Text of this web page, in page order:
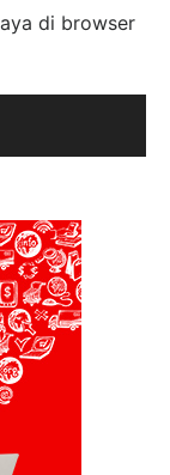
di browser